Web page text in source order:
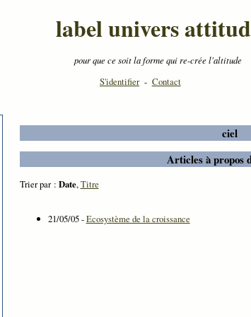
label univers
pour que ce soit la forme qui re-crée l'altitude
S'identifier - Contact
ciel
Articles à propos
Trier par : Date,Titre
21/05/05 -Ecosystème de la croissance